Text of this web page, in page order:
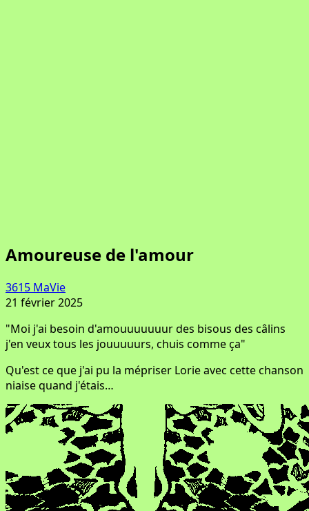
Amoureuse de l'amour
3615 MaVie
21 février 2025
"Moi j'ai besoin d'amouuuuuuur des bisous des câlins
j'en veux tous les jouuuuurs, chuis comme ça"
Qu'est ce que j'ai pu la mépriser Lorie avec cette chanson
niaise quand j'étais…